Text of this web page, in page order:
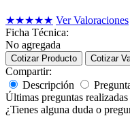
★★★★★ Ver Valoraciones
Ficha Técnica:
No agregada
Cotizar Producto Cotizar
Compartir:
Descripción
Últimas preguntas realizadas
¿Tienes alguna duda o